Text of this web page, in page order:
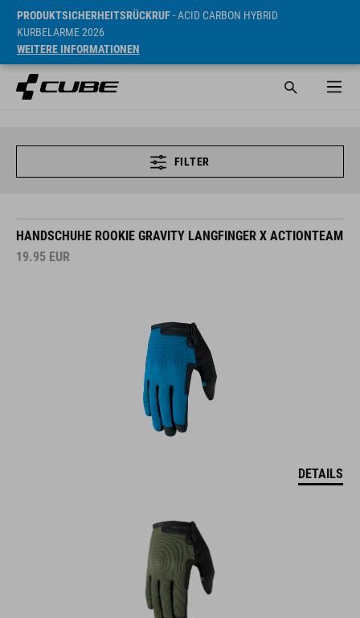
PRODUKTSICHERHEITSRÜCKRUF- ACID CARBON HYBRID
KURBELARME 2026
WEITERE INFORMATIONEN
FILTER
HANDSCHUHE ROOKIE GRAVITY LANGFINGER X ACTIONTEAM
19.95 EUR
DETAILS